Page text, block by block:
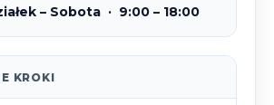
– Sobota · 9:00 – 18:00
KROKI